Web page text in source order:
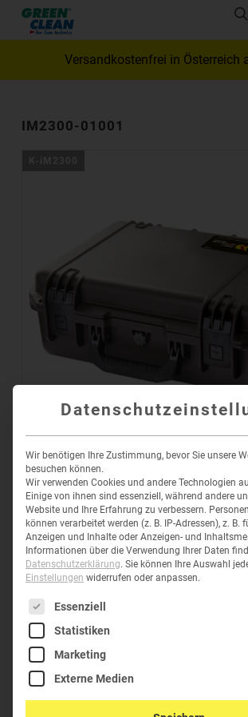
Versandkostenfrei in Österreich
Skip
IM2300-01001
IM2300 STORM CASE
233,76 inkl. MwSt
HELPDESK
Telefon:+43 (0)6277-62304
E-Mail:office@green-clean.at
Registrieren
Wir benötigen Ihre Zustimmung, bevor Sie unsere
besuchen können.
Wir verwenden Cookies und andere Technologien
Einige von ihnen sind essenziell, während andere
Website und Ihre Erfahrung zu verbessern.
können verarbeitet werden (z. B. IP-Adressen), z. B.
Anzeigen und Inhalte oder Anzeigen- und
Informationen über die Verwendung Ihrer Daten
Datenschutzerklärung. Sie können Ihre Auswahl
Einstellungen widerrufen oder anpassen.
Es folgt eine Liste der Service-
Essenziell
Statistiken
Marketing
Externe Medien